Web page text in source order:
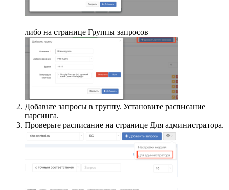
либо на странице Группы запросов
Добавьте запросы в группу. Установите расписание
парсинга.
Проверьте расписание на странице Для администратора.